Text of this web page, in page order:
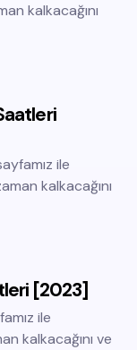
kalkacağını
ile
kalkacağını
[2023]
ile
kalkacağını ve